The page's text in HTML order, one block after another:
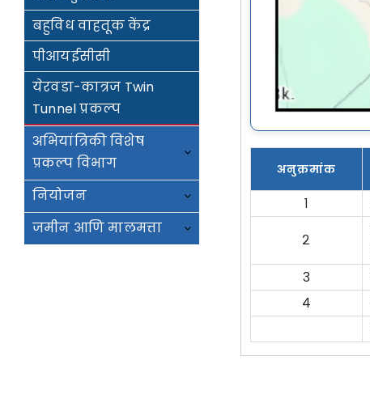
बहुविध वाहतूक केंद्र
पीआयईसीसी
येरवडा-कात्रज Twin
Tunnel प्रकल्प
अभ‍ियांत्रिकी विशेष
प्रकल्प विभाग
नियोजन
जमीन आणि मालमत्ता
अनुक्रमांक
१
२
३
४